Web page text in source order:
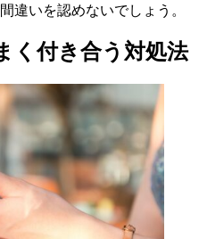
違いを認めないでしょう。
く付き合う対処法